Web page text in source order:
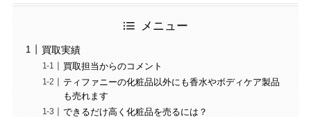
メニュー
買取実績
買取担当からのコメント
ティファニーの化粧品以外にも香水やボディケア製品
も売れます
できるだけ高く化粧品を売るには？